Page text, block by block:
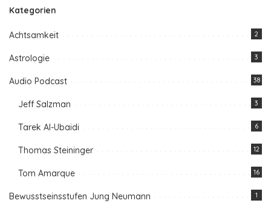
Kategorien
Achtsamkeit 2
Astrologie 3
Audio Podcast 38
Jeff Salzman 3
Tarek Al-Ubaidi 6
Thomas Steininger 12
Tom Amarque 16
Bewusstseinsstufen Jung Neumann 1